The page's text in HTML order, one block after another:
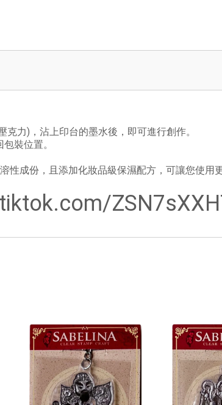
力)，沾上印台的墨水後，即可進行創作。
裝位置。
性成份，且添加化妝品級保濕配方，可讓您使用